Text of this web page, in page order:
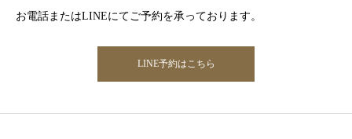
お電話またはLINEにてご予約を承っております。
LINE予約はこちら